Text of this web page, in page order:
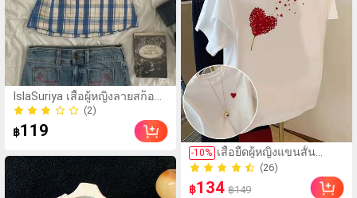
IslaSuriya เสื้อผู้หญิงลายสก็อต
จีบ ลำลอง อเนกประสงค์
สำหรับใส่ประจำวันและออกไป
เที่ยว
(2)
฿119
-10% เสื้อยืดผู้หญิงแขนสั้น
คอกลมลายหัวใจด้านหน้า
และด้านหลัง สไตล์ใหม่
ลำลองและอเนกประสงค์
(26)
฿134 ฿149